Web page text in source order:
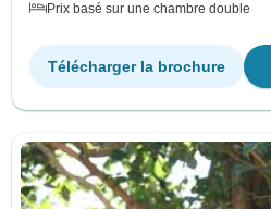
Prix basé sur une chambre double
Télécharger la brochure